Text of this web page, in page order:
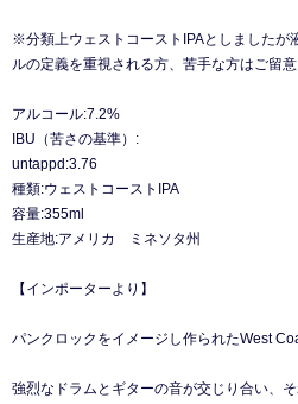
※分類上ウェストコーストIPAとしましたが
ルの定義を重視される方、苦手な方はご留意
アルコール:7.2%
IBU（苦さの基準）:
untappd:3.76
種類:ウェストコーストIPA
容量:355ml
生産地:アメリカ ミネソタ州
【インポーターより】
パンクロックをイメージし作られたWest
強烈なドラムとギターの音が交じり合い、